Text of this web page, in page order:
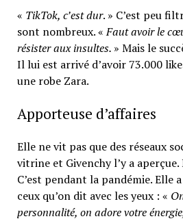
« TikTok, c’est dur. » C’est peu
sont nombreux. «Faut avoir le
résister aux insultes. » Mais le
Il lui est arrivé d’avoir 73.000
une robe Zara.
Apporteuse d’affaires
Elle ne vit pas que des réseaux
vitrine et Givenchy l’y a
C’est pendant la pandémie. Elle
ceux qu’on dit avec les yeux : «
personnalité, on adore votre